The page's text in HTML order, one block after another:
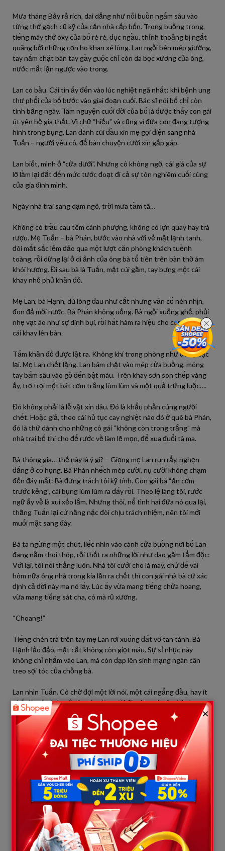
Mưa tháng Bảy rả rích, dai dẳng như nỗi buồn ngấm sâu vào
từng thớ gạch cũ kỹ của căn nhà cấp bốn. Trong buồng trong,
tiếng máy thở oxy của bố rè rè, đục ngầu, thỉnh thoảng bị ngắt
quãng bởi những cơn ho khan xé lòng. Lan ngồi bên mép giường,
tay nắm chặt bàn tay gầy guộc chỉ còn da bọc xương của ông,
nước mắt lặn ngược vào trong.
Lan có bầu. Cái tin ấy đến vào lúc nghiệt ngã nhất: khi bệnh ung
thư phổi của bố bước vào giai đoạn cuối. Bác sĩ nói bố chỉ còn
tính bằng ngày. Tâm nguyện cuối đời của bố là được thấy con gái
út yên bề gia thất. Vì chữ “hiếu” và cũng vì đứa con đang tượng
hình trong bụng, Lan đành cúi đầu xin mẹ gọi điện sang nhà
Tuấn – người yêu cô, để bàn chuyện cưới xin gấp gáp.
Lan biết, mình ở “cửa dưới”. Nhưng cô không ngờ, cái giá của sự
lỡ lầm lại đắt đến mức tước đoạt đi cả sự tôn nghiêm cuối cùng
của gia đình mình.
Ngày nhà trai sang dạm ngõ, trời mưa tầm tã…
Không có trầu cau têm cánh phượng, không có lợn quay hay trà
rượu. Mẹ Tuấn – bà Phán, bước vào nhà với vẻ mặt lạnh tanh,
đôi mắt sắc lẻm đảo qua một lượt căn phòng khách tuềnh
toàng, rồi dừng lại ở di ảnh của ông bà tổ tiên trên bàn thờ ám
khói hương. Đi sau bà là Tuấn, mặt cúi gằm, tay bưng một cái
khay nhỏ phủ khăn đỏ.
Mẹ Lan, bà Hạnh, dù lòng đau như cắt nhưng vẫn cố nén nhịn,
đon đả mời nước. Bà Phán không uống. Bà ngồi xuống ghế, phủi
nhẹ vạt áo như sợ dính bụi, rồi hất hàm ra hiệu cho con trai đặt
cái khay lên bàn.
Tấm khăn đỏ được lật ra. Không khí trong phòng như đông đặc
lại. Mẹ Lan chết lặng. Lan bám chặt vào mép cửa buồng, móng
tay bấm sâu vào gỗ đến bật máu. Trên khay sơn son thếp vàng
ấy, trơ trọi một bát cơm trắng lùm lùm và một quả trứng luộc….
Đó không phải là lễ vật xin dâu. Đó là khẩu phần cúng người
chết. Hoặc giả, theo cái hủ tục cay nghiệt nào đó ở quê bà Phán,
đó là thứ dành cho những cô gái “không còn trong trắng” mà
nhà trai bố thí cho để rước về làm lẽ mọn, để xua đuổi tà ma.
Bà thông gia… thế này là ý gì? – Giọng mẹ Lan run rẩy, nghẹn
đắng ở cổ họng. Bà Phán nhếch mép cười, nụ cười không chạm
đến đáy mắt: Bà đừng trách tôi kỹ tính. Con gái bà “ăn cơm
trước kẻng”, cái bụng lùm lùm ra đấy rồi. Theo lệ làng tôi, rước
ngữ ấy về là xui xẻo lắm. Nhưng thôi, nể tình hai đứa nó qua lại,
thằng Tuấn lại cứ nằng nặc đòi chịu trách nhiệm, nên tôi mới
muối mặt sang đây.
Bà ta ngừng một chút, liếc nhìn vào cánh cửa buồng nơi bố Lan
đang nằm thoi thóp, rồi thốt ra những lời như dao găm tẩm độc:
Với lại, tôi nói thẳng luôn. Nhà tôi cưới cho là may, chứ để vài
hôm nữa ông nhà trong kia lăn ra chết thì con gái nhà bà cứ xác
định cả đời này ma nó lấy. Lúc ấy vừa mang tiếng chửa hoang,
vừa mang tiếng sát cha, có mà rũ xương.
“Choang!”
Tiếng chén trà trên tay mẹ Lan rơi xuống đất vỡ tan tành. Bà
Hạnh lảo đảo, mặt cắt không còn giọt máu. Sự sỉ nhục này
không chỉ nhắm vào Lan, mà còn đạp lên sinh mạng ngàn cân
treo sợi tóc của chồng bà.
Lan nhìn Tuấn. Cô chờ đợi một lời nói, một cái ngẩng đầu, hay ít
nhất là một ánh mắt áy náy từ người đàn ông cô yêu. Nhưng
không. Tuấn vẫn cúi đầu, im lặng như một con bù nhìn rơm. Sự
hèn nhát của anh ta còn đáng sợ hơn cả sự độc địa của bà mẹ.
Trong buồng, tiếng thở oxi của bố bỗng dồn dập hơn. Lan hoảng
hốt chạy vào. Bố đã tỉnh. Đôi mắt đục ngầu của ông mở to, ầng
ậc nước. Ông không nói được, nhưng bàn tay run rẩy cố chỉ ra
phía cửa, rồi lại đập nhẹ vào ngực mình.
Lan hiểu. Bố đau. Không phải đau vì bệnh, mà đau vì con gái bị rẻ
rúng. Bố thà chết chứ không muốn con mình bước chân vào cái
“địa ngục” ấy với tư thế của một kẻ ăn mày tình thương. Một
luồng sức mạnh vô hình trỗi dậy trong Lan. Cô lau nước mắt,
hôn lên trán bố, thì thầm: “Bố yên tâm, con hiểu rồi”.
×